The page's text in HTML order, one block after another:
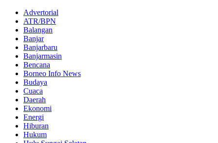
Advertorial
ATR/BPN
Balangan
Banjar
Banjarbaru
Banjarmasin
Bencana
Borneo Info News
Budaya
Cuaca
Daerah
Ekonomi
Energi
Hiburan
Hukum